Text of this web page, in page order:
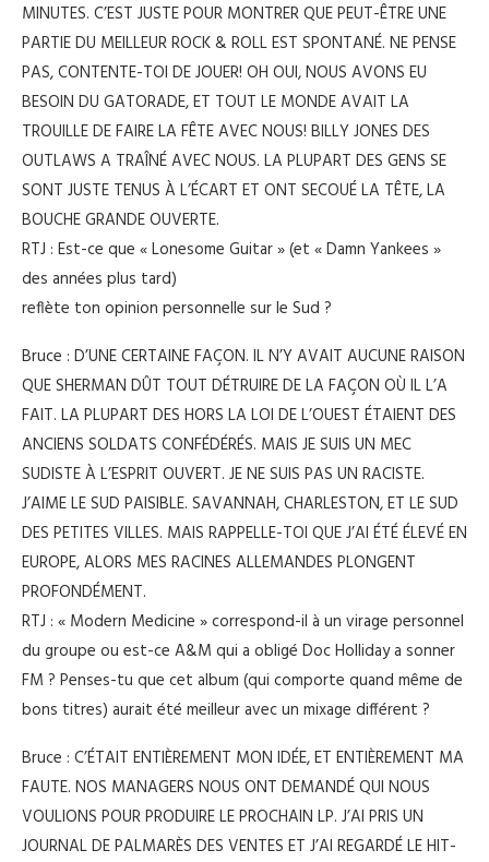
MINUTES. C’EST JUSTE POUR MONTRER QUE PEUT-ÊTRE UNE
PARTIE DU MEILLEUR ROCK & ROLL EST SPONTANÉ. NE PENSE
PAS, CONTENTE-TOI DE JOUER! OH OUI, NOUS AVONS EU
BESOIN DU GATORADE, ET TOUT LE MONDE AVAIT LA
TROUILLE DE FAIRE LA FÊTE AVEC NOUS! BILLY JONES DES
OUTLAWS A TRAÎNÉ AVEC NOUS. LA PLUPART DES GENS SE
SONT JUSTE TENUS À L’ÉCART ET ONT SECOUÉ LA TÊTE, LA
BOUCHE GRANDE OUVERTE.
RTJ : Est-ce que « Lonesome Guitar » (et « Damn Yankees »
des années plus tard)
reflète ton opinion personnelle sur le Sud ?
Bruce : D’UNE CERTAINE FAÇON. IL N’Y AVAIT AUCUNE RAISON
QUE SHERMAN DÛT TOUT DÉTRUIRE DE LA FAÇON OÙ IL L’A
FAIT. LA PLUPART DES HORS LA LOI DE L’OUEST ÉTAIENT DES
ANCIENS SOLDATS CONFÉDÉRÉS. MAIS JE SUIS UN MEC
SUDISTE À L’ESPRIT OUVERT. JE NE SUIS PAS UN RACISTE.
J’AIME LE SUD PAISIBLE. SAVANNAH, CHARLESTON, ET LE SUD
DES PETITES VILLES. MAIS RAPPELLE-TOI QUE J’AI ÉTÉ ÉLEVÉ EN
EUROPE, ALORS MES RACINES ALLEMANDES PLONGENT
PROFONDÉMENT.
RTJ : « Modern Medicine » correspond-il à un virage personnel
du groupe ou est-ce A&M qui a obligé Doc Holliday a sonner
FM ? Penses-tu que cet album (qui comporte quand même de
bons titres) aurait été meilleur avec un mixage différent ?
Bruce : C’ÉTAIT ENTIÈREMENT MON IDÉE, ET ENTIÈREMENT MA
FAUTE. NOS MANAGERS NOUS ONT DEMANDÉ QUI NOUS
VOULIONS POUR PRODUIRE LE PROCHAIN LP. J’AI PRIS UN
JOURNAL DE PALMARÈS DES VENTES ET J’AI REGARDÉ LE HIT-